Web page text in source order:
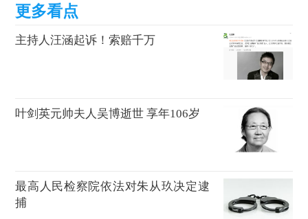
主持人汪涵起诉！索赔千万
叶剑英元帅夫人吴博逝世 享年106岁
最高人民检察院依法对朱从玖决定逮
捕